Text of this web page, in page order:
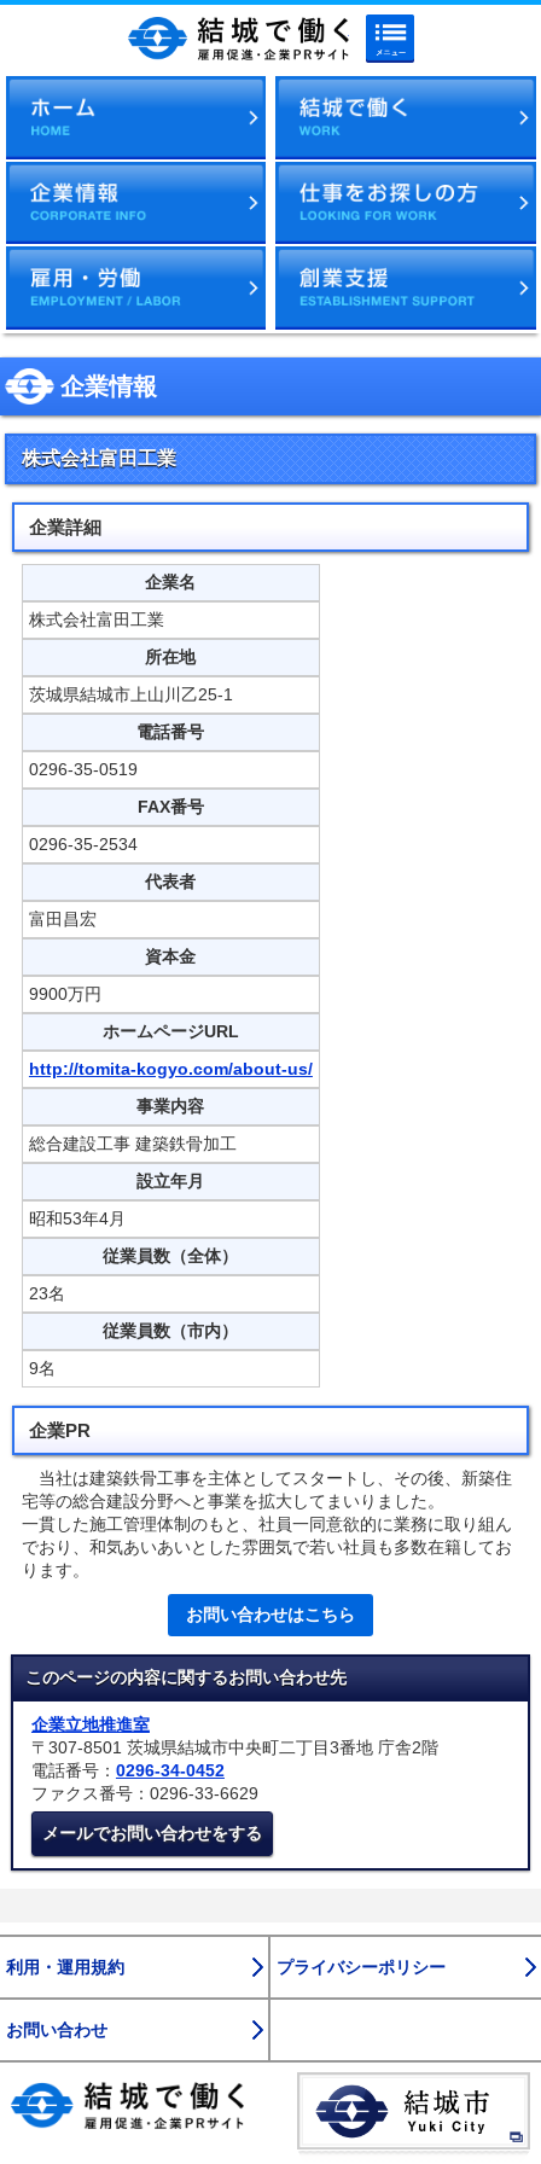
結城で働く 雇用促進・
企業情報
株式会社富田工業
企業詳細
企業名
株式会社富田工業
所在地
茨城県結城市上山川乙25-1
電話番号
0296-35-0519
FAX番号
0296-35-2534
代表者
富田昌宏
資本金
9900万円
ホームページURL
http://tomita-kogyo.com/about-us/
事業内容
総合建設工事 建築鉄骨加工
設立年月
昭和53年4月
従業員数（全体）
23名
従業員数（市内）
9名
企業PR
当社は建築鉄骨工事を主体としてスタートし、その後、新築住
宅等の総合建設分野へと事業を拡大してまいりました。
一貫した施工管理体制のもと、社員一同意欲的に業務に取り組ん
でおり、和気あいあいとした雰囲気で若い社員も多数在籍してお
ります。
お問い合わせはこちら
このページの内容に関するお問い合わせ先
企業立地推進室
〒307-8501 茨城県結城市中央町二丁目3番地 庁舎2階
電話番号： 0296-34-0452
ファクス番号：0296-33-6629
メールでお問い合わせをする
利用・運用規約 プライバシーポリシー
お問い合わせ